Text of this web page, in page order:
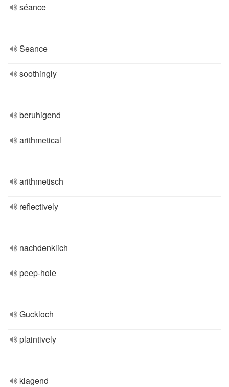
séance
Seance
soothingly
beruhigend
arithmetical
arithmetisch
reflectively
nachdenklich
peep-hole
Guckloch
plaintively
klagend